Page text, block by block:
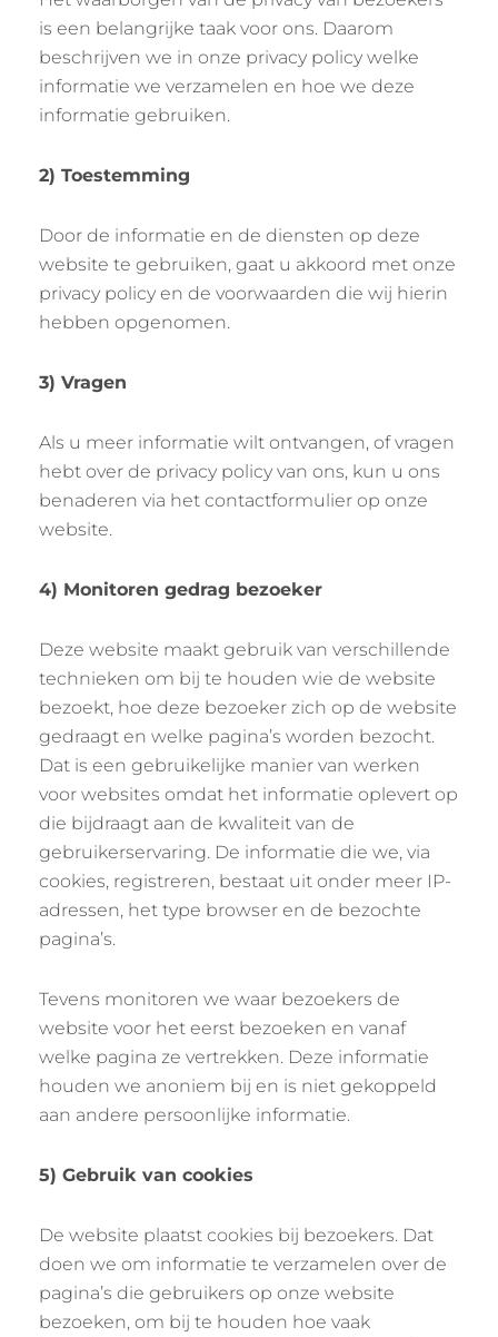
is een belangrijke taak voor ons. Daarom
beschrijven we in onze privacy policy welke
informatie we verzamelen en hoe we deze
informatie gebruiken.
2) Toestemming
Door de informatie en de diensten op deze
website te gebruiken, gaat u akkoord met onze
privacy policy en de voorwaarden die wij hierin
hebben opgenomen.
3) Vragen
Als u meer informatie wilt ontvangen, of vragen
hebt over de privacy policy van ons, kun u ons
benaderen via het contactformulier op onze
website.
4) Monitoren gedrag bezoeker
Deze website maakt gebruik van verschillende
technieken om bij te houden wie de website
bezoekt, hoe deze bezoeker zich op de website
gedraagt en welke pagina’s worden bezocht.
Dat is een gebruikelijke manier van werken
voor websites omdat het informatie oplevert op
die bijdraagt aan de kwaliteit van de
gebruikerservaring. De informatie die we, via
cookies, registreren, bestaat uit onder meer IP-
adressen, het type browser en de bezochte
pagina’s.
Tevens monitoren we waar bezoekers de
website voor het eerst bezoeken en vanaf
welke pagina ze vertrekken. Deze informatie
houden we anoniem bij en is niet gekoppeld
aan andere persoonlijke informatie.
5) Gebruik van cookies
De website plaatst cookies bij bezoekers. Dat
doen we om informatie te verzamelen over de
pagina’s die gebruikers op onze website
bezoeken, om bij te houden hoe vaak